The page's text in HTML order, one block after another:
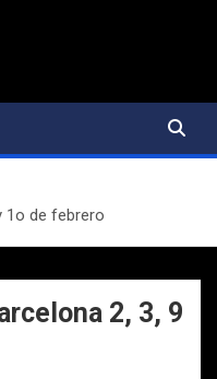
1o de febrero
2, 3, 9